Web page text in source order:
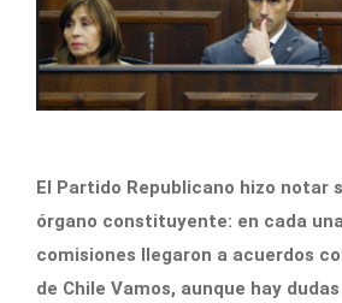
El Partido Republicano hizo notar
órgano constituyente: en cada
comisiones llegaron a acuerdos
de Chile Vamos, aunque hay